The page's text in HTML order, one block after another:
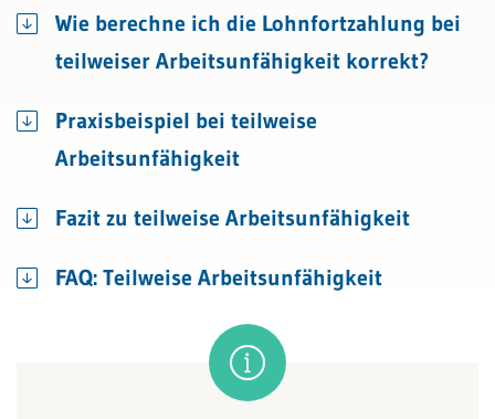
Wie berechne ich die Lohnfortzahlung bei
teilweiser Arbeitsunfähigkeit korrekt?
Praxisbeispiel bei teilweise
Arbeitsunfähigkeit
Fazit zu teilweise Arbeitsunfähigkeit
FAQ: Teilweise Arbeitsunfähigkeit